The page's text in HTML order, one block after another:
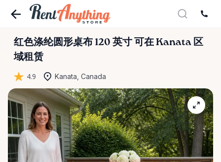
红色涤纶圆形桌布 120 英寸 可在 Kanata 区
域租赁
4.9 Kanata, Canada